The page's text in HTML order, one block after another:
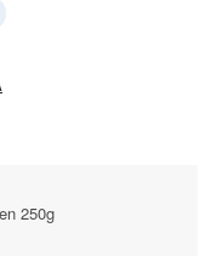
250g